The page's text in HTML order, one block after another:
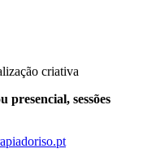
criativa
presencial, sessões